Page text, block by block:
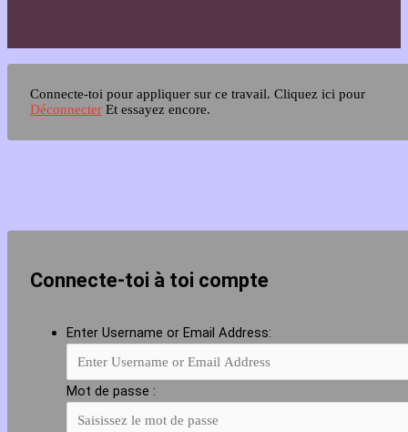
Connecte-toi pour appliquer sur ce travail. Cliquez ici pour
Déconnecter Et essayez encore.
Connecte-toi à toi compte
Enter Username or Email Address:
Mot de passe :